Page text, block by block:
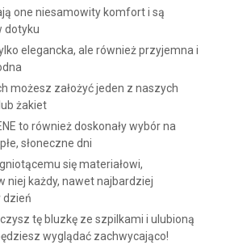
one niesamowity komfort i są
dotyku
elegancka, ale również przyjemna i
możesz założyć jeden z naszych
żakiet
to również doskonały wybór na
słoneczne dni
się materiałowi,
niej każdy, nawet najbardziej
dzień
tę bluzkę ze szpilkami i ulubioną
wyglądać zachwycająco!